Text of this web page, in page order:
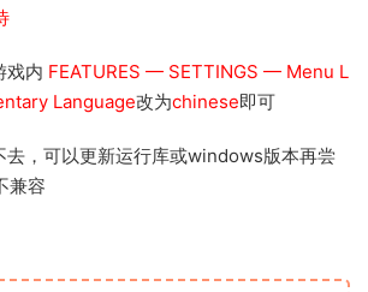
戏内 FEATURES — SETTINGS — Menu L
Language改为chinese即可
去，可以更新运行库或windows版本再尝
兼容